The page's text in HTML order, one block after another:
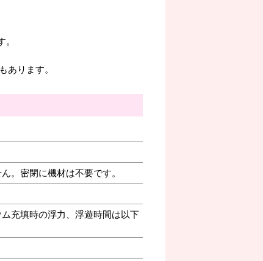
あります。
。密閉に機材は不要です。
充填時の浮力、浮遊時間は以下